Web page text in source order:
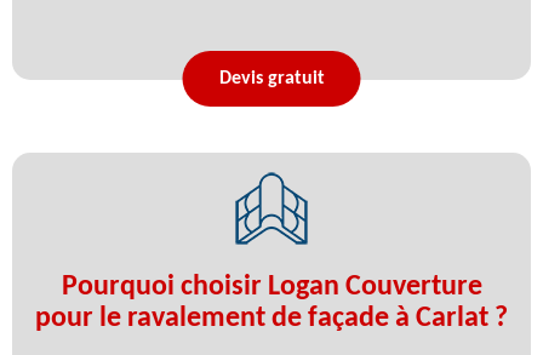
Devis gratuit
Pourquoi choisir Logan Couverture
pour le ravalement de façade à Carlat ?